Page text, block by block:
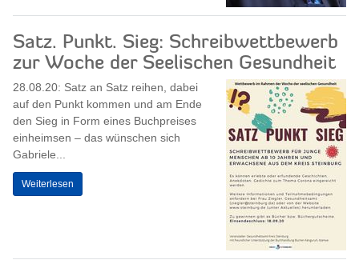
Satz. Punkt. Sieg: Schreibwettbewerb
zur Woche der Seelischen Gesundheit
28.08.20: Satz an Satz reihen, dabei
auf den Punkt kommen und am Ende
den Sieg in Form eines Buchpreises
einheimsen – das wünschen sich
Gabriele...
Weiterlesen